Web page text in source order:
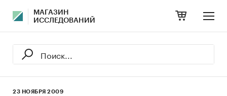
МАГАЗИН
ИССЛЕДОВАНИЙ
23 НОЯБРЯ 2009